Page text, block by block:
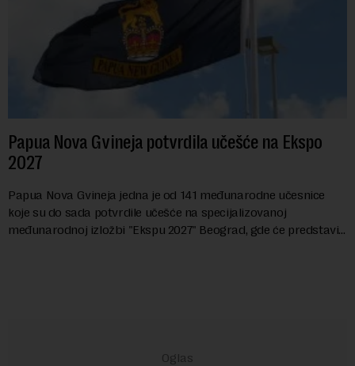
Papua Nova Gvineja potvrdila učešće na Ekspo
2027
Papua Nova Gvineja jedna je od 141 međunarodne učesnice
koje su do sada potvrdile učešće na specijalizovanoj
međunarodnoj izložbi "Ekspu 2027" Beograd, gde će predstaviti